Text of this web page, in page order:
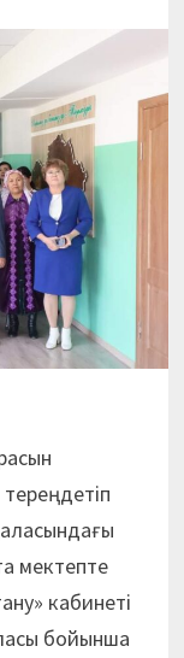
мектепте
кабинеті
бойынша